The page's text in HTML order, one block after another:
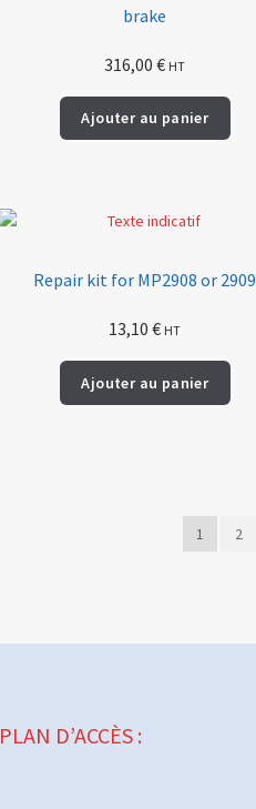
brake
316,00€ HT
Ajouter au panier
Repair kit for MP2908 or 2909
13,10€ HT
Ajouter au panier
1 2
PLAN D’ACCÈS :